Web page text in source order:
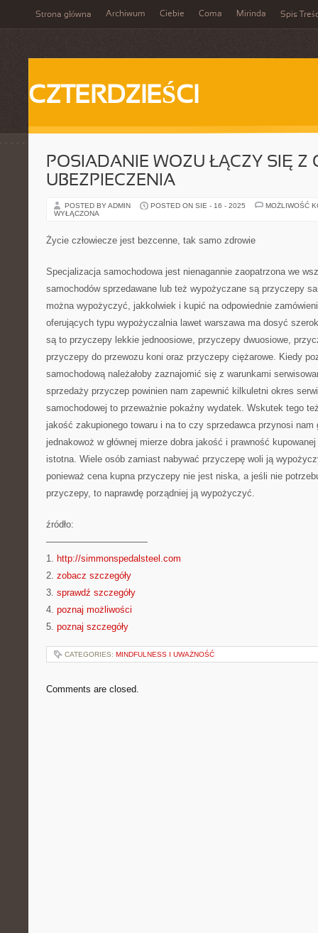
Strona główna Archiwum Ciebie Coma Mirinda Spis
CZTERDZIEŚCI
POSIADANIE WOZU ŁĄCZY SIĘ Z
UBEZPIECZENIA
POSTED BY ADMIN POSTED ON SIE - 16 - 2025
MOŻLIWOŚĆ
WYŁĄCZONA
Życie człowiecze jest bezcenne, tak samo zdrowie
Specjalizacja samochodowa jest nienagannie zaopatrzona we
samochodów sprzedawane lub też wypożyczane są przyczepy
można wypożyczyć, jakkolwiek i kupić na odpowiednie
oferujących typu wypożyczalnia lawet warszawa ma dosyć
są to przyczepy lekkie jednoosiowe, przyczepy dwuosiowe,
przyczepy do przewozu koni oraz przyczepy ciężarowe. Kiedy
samochodową należałoby zaznajomić się z warunkami
sprzedaży przyczep powinien nam zapewnić kilkuletni okres
samochodowej to przeważnie pokaźny wydatek. Wskutek tego
jakość zakupionego towaru i na to czy sprzedawca przynosi nam
jednakowoż w głównej mierze dobra jakość i prawność
istotna. Wiele osób zamiast nabywać przyczepę woli ją
ponieważ cena kupna przyczepy nie jest niska, a jeśli nie
przyczepy, to naprawdę porządniej ją wypożyczyć.
źródło:
———————————
1. http://simmonspedalsteel.com
2. zobacz szczegóły
3. sprawdź szczegóły
4. poznaj możliwości
5. poznaj szczegóły
CATEGORIES: MINDFULNESS I UWAŻNOŚĆ
Comments are closed.